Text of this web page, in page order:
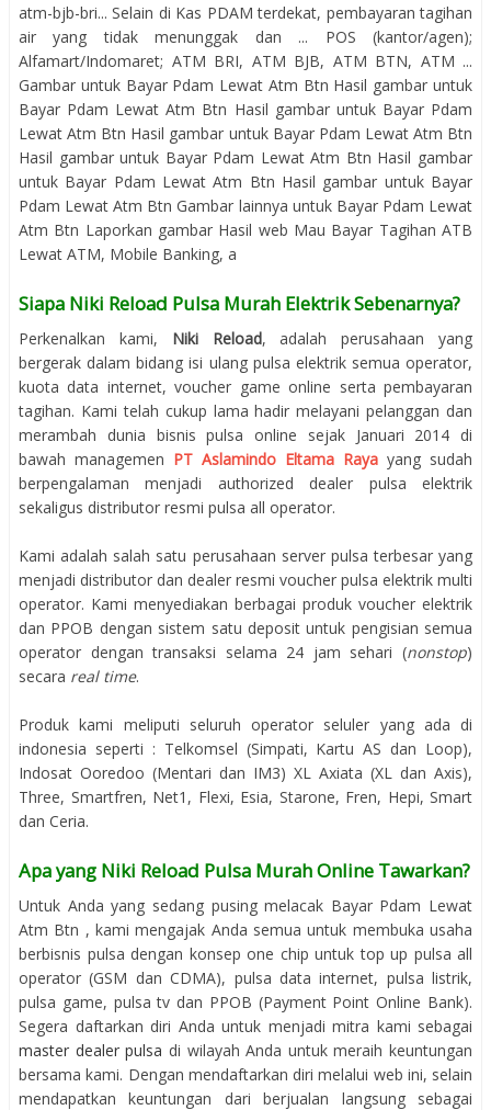
atm-bjb-bri... Selain di Kas PDAM terdekat, pembayaran tagihan
air yang tidak menunggak dan ... POS (kantor/agen);
Alfamart/Indomaret; ATM BRI, ATM BJB, ATM BTN, ATM ...
Gambar untuk Bayar Pdam Lewat Atm Btn Hasil gambar untuk
Bayar Pdam Lewat Atm Btn Hasil gambar untuk Bayar Pdam
Lewat Atm Btn Hasil gambar untuk Bayar Pdam Lewat Atm Btn
Hasil gambar untuk Bayar Pdam Lewat Atm Btn Hasil gambar
untuk Bayar Pdam Lewat Atm Btn Hasil gambar untuk Bayar
Pdam Lewat Atm Btn Gambar lainnya untuk Bayar Pdam Lewat
Atm Btn Laporkan gambar Hasil web Mau Bayar Tagihan ATB
Lewat ATM, Mobile Banking, a
Siapa Niki Reload Pulsa Murah Elektrik Sebenarnya?
Perkenalkan kami, Niki Reload, adalah perusahaan yang
bergerak dalam bidang isi ulang pulsa elektrik semua operator,
kuota data internet, voucher game online serta pembayaran
tagihan. Kami telah cukup lama hadir melayani pelanggan dan
merambah dunia bisnis pulsa online sejak Januari 2014 di
bawah managemen PT Aslamindo Eltama Raya yang sudah
berpengalaman menjadi authorized dealer pulsa elektrik
sekaligus distributor resmi pulsa all operator.
Kami adalah salah satu perusahaan server pulsa terbesar yang
menjadi distributor dan dealer resmi voucher pulsa elektrik multi
operator. Kami menyediakan berbagai produk voucher elektrik
dan PPOB dengan sistem satu deposit untuk pengisian semua
operator dengan transaksi selama 24 jam sehari (nonstop)
secara real time.
Produk kami meliputi seluruh operator seluler yang ada di
indonesia seperti : Telkomsel (Simpati, Kartu AS dan Loop),
Indosat Ooredoo (Mentari dan IM3) XL Axiata (XL dan Axis),
Three, Smartfren, Net1, Flexi, Esia, Starone, Fren, Hepi, Smart
dan Ceria.
Apa yang Niki Reload Pulsa Murah Online Tawarkan?
Untuk Anda yang sedang pusing melacak Bayar Pdam Lewat
Atm Btn , kami mengajak Anda semua untuk membuka usaha
berbisnis pulsa dengan konsep one chip untuk top up pulsa all
operator (GSM dan CDMA), pulsa data internet, pulsa listrik,
pulsa game, pulsa tv dan PPOB (Payment Point Online Bank).
Segera daftarkan diri Anda untuk menjadi mitra kami sebagai
master dealer pulsa di wilayah Anda untuk meraih keuntungan
bersama kami. Dengan mendaftarkan diri melalui web ini, selain
mendapatkan keuntungan dari berjualan langsung sebagai